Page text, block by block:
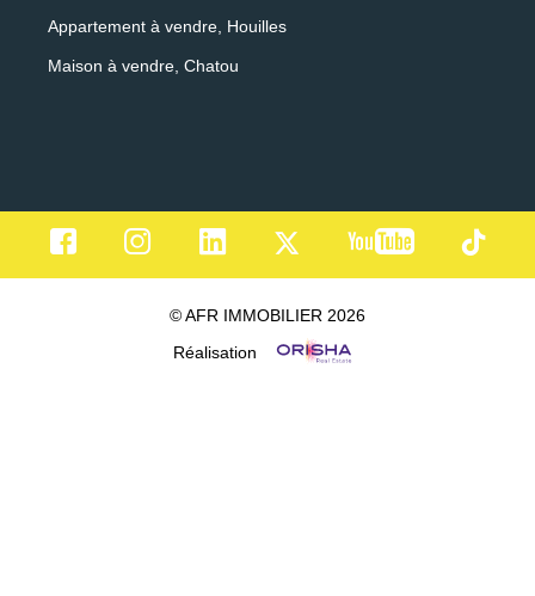
Appartement à vendre, Houilles
Maison à vendre, Chatou
© AFR IMMOBILIER 2026
Réalisation